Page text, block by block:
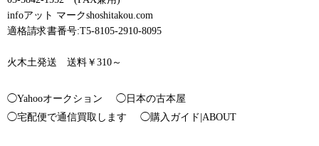
infoアット マークshoshitakou.com
適格請求書番号:T5-8105-2910-8095
火木土発送 送料￥310～
◯Yahooオークション
◯日本の古本屋
◯宅配便で通信買取します
◯購入ガイド|ABOUT